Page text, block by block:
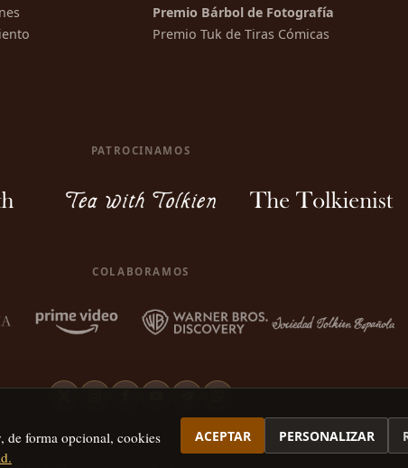
Premio Bárbol de Fotografía
Premio Tuk de Tiras Cómicas
PATROCINAMOS
COLABORAMOS
de forma opcional, cookies
ACEPTAR PERSONALIZAR